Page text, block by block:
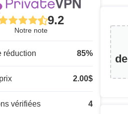
9.2
Notre note
réduction 85%
2.00$
vérifiées 4